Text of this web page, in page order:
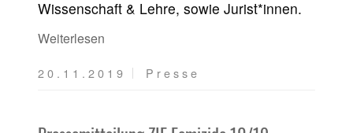
Wissenschaft & Lehre, sowie Jurist*innen.
Weiterlesen
20.11.2019 Presse